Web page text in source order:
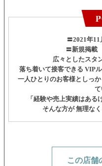
〓2021年
〓新規掲載
広々としたスタ
落ち着いて接客できる VIP
一人ひとりのお客様としっ
て
「経験や売上実績はある
そんな方が 無理な
この店舗